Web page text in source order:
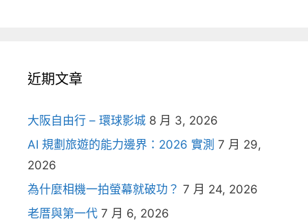
近期文章
大阪自由行 – 環球影城 8 月 3, 2026
AI 規劃旅遊的能力邊界：2026 實測 7 月 29,
2026
為什麼相機一拍螢幕就破功？ 7 月 24, 2026
老厝與第一代 7 月 6, 2026